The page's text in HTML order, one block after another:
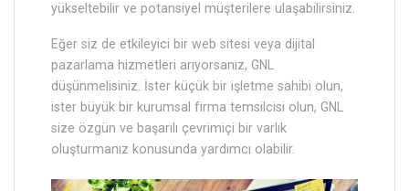
yükseltebilir ve potansiyel müşterilere ulaşabilirsiniz.
Eğer siz de etkileyici bir web sitesi veya dijital
pazarlama hizmetleri arıyorsanız, GNL
düşünmelisiniz. İster küçük bir işletme sahibi olun,
ister büyük bir kurumsal firma temsilcisi olun, GNL
size özgün ve başarılı çevrimiçi bir varlık
oluşturmanız konusunda yardımcı olabilir.